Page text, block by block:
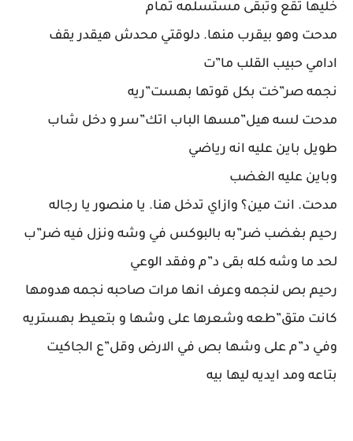
خليها تقع وتبقى مستسلمه تمام
مدحت وهو بيقرب منها. دلوقتي محدش هيقدر يقف
ادامي حبيب القلب ما”ت
نجمه صر”خت بكل قوتها بهست”ريه
مدحت لسه هيل”مسها الباب اتك”سر و دخل شاب
طويل باين عليه انه رياضي
وباين عليه الغضب
مدحت. انت مين؟ وازاي تدخل هنا. يا منصور يا رجاله
رحيم بغضب ضر”به بالبوكس في وشه ونزل فيه ضر”ب
لحد ما وشه كله بقى د”م وفقد الوعي
رحيم بص لنجمه وعرف انها مرات صاحبه نجمه هدومها
كانت متق”طعه وشعرها على وشها و بتعيط بهستريه
وفي د”م على وشها بص في الارض وقل”ع الجاكيت
بتاعه ومد ايديه ليها بيه